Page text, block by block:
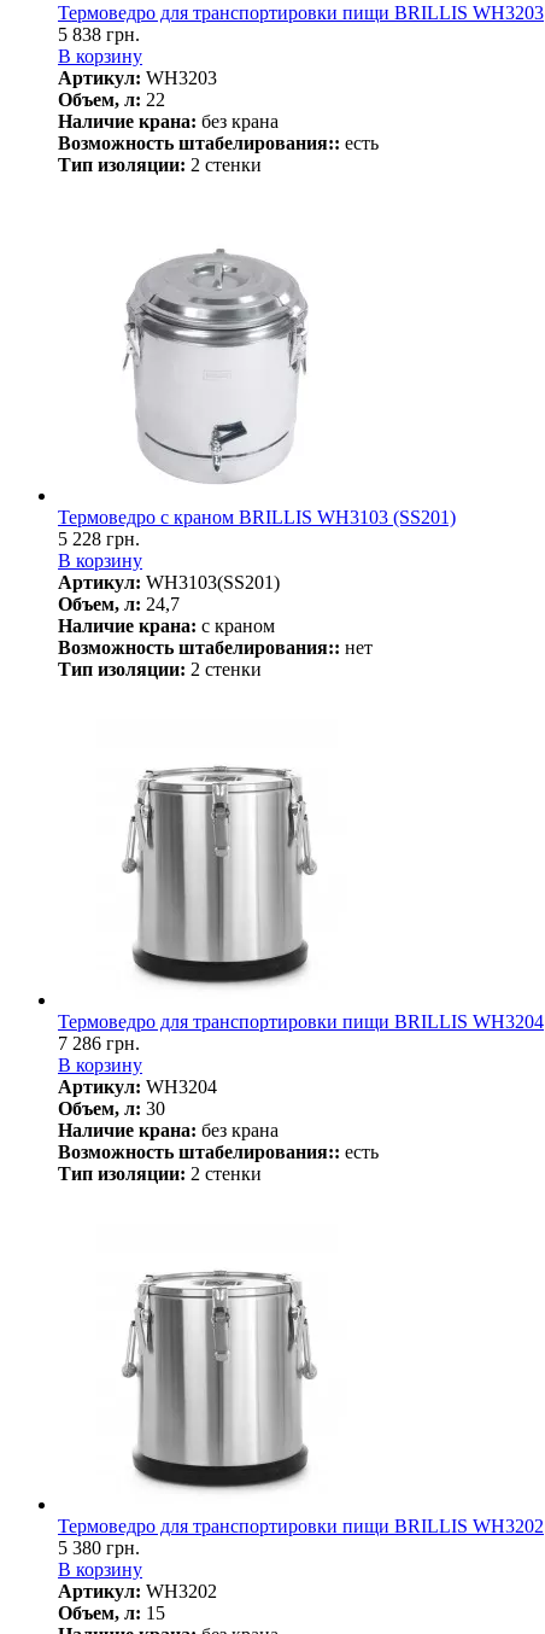
Термоведро для транспортировки пищи BRILLIS WH3203
5 838 грн.
В корзину
Артикул: WH3203
Объем, л: 22
Наличие крана: без крана
Возможность штабелирования:: есть
Тип изоляции: 2 стенки
Термоведро с краном BRILLIS WH3103 (SS201)
5 228 грн.
В корзину
Артикул: WH3103(SS201)
Объем, л: 24,7
Наличие крана: с краном
Возможность штабелирования:: нет
Тип изоляции: 2 стенки
Термоведро для транспортировки пищи BRILLIS WH3204
7 286 грн.
В корзину
Артикул: WH3204
Объем, л: 30
Наличие крана: без крана
Возможность штабелирования:: есть
Тип изоляции: 2 стенки
Термоведро для транспортировки пищи BRILLIS WH3202
5 380 грн.
В корзину
Артикул: WH3202
Объем, л: 15